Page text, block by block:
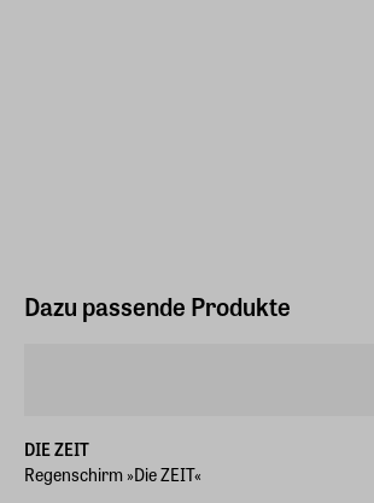
Dazu passende Produkte
DIE ZEIT
Regenschirm »Die ZEIT«